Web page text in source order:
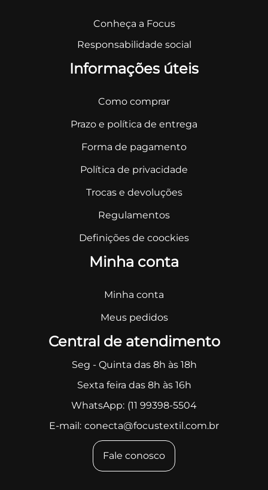
Conheça a Focus
Responsabilidade social
Informações úteis
Como comprar
Prazo e política de entrega
Forma de pagamento
Política de privacidade
Trocas e devoluções
Regulamentos
Definições de coockies
Minha conta
Minha conta
Meus pedidos
Central de atendimento
Seg - Quinta das 8h às 18h
Sexta feira das 8h às 16h
WhatsApp: (11 99398-5504
E-mail: conecta@focustextil.com.br
Fale conosco